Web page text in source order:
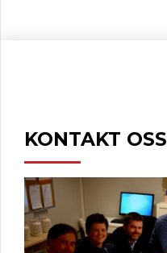
KONTAKT OSS